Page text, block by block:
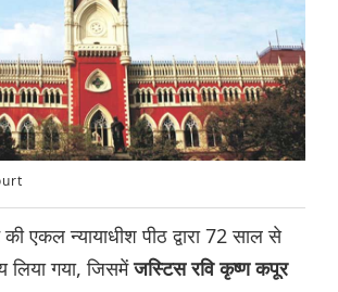
की एकल न्यायाधीश पीठ द्वारा 72 साल से
लिया गया, जिसमेंजस्टिस रवि कृष्ण कपूर